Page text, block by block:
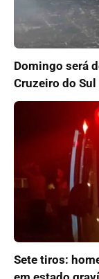
Domingo será
Cruzeiro do Sul
Sete tiros: